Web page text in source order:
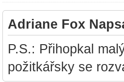
Adriane Fox
P.S.: Přihopkal
požitkářsky se